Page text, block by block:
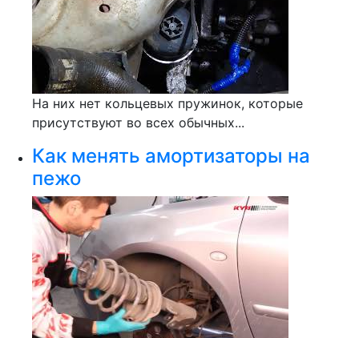
На них нет кольцевых пружинок, которые
присутствуют во всех обычных...
Как менять амортизаторы на
пежо